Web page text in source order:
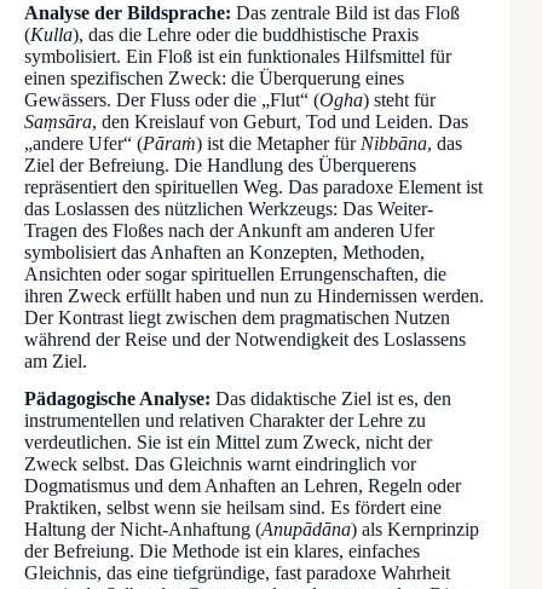
Analyse der Bildsprache: Das zentrale Bild ist das Floß
(Kulla), das die Lehre oder die buddhistische Praxis
symbolisiert. Ein Floß ist ein funktionales Hilfsmittel für
einen spezifischen Zweck: die Überquerung eines
Gewässers. Der Fluss oder die „Flut“ (Ogha) steht für
Saṃsāra, den Kreislauf von Geburt, Tod und Leiden. Das
„andere Ufer“ (Pāraṁ) ist die Metapher für Nibbāna, das
Ziel der Befreiung. Die Handlung des Überquerens
repräsentiert den spirituellen Weg. Das paradoxe Element ist
das Loslassen des nützlichen Werkzeugs: Das Weiter-
Tragen des Floßes nach der Ankunft am anderen Ufer
symbolisiert das Anhaften an Konzepten, Methoden,
Ansichten oder sogar spirituellen Errungenschaften, die
ihren Zweck erfüllt haben und nun zu Hindernissen werden.
Der Kontrast liegt zwischen dem pragmatischen Nutzen
während der Reise und der Notwendigkeit des Loslassens
am Ziel.
Pädagogische Analyse: Das didaktische Ziel ist es, den
instrumentellen und relativen Charakter der Lehre zu
verdeutlichen. Sie ist ein Mittel zum Zweck, nicht der
Zweck selbst. Das Gleichnis warnt eindringlich vor
Dogmatismus und dem Anhaften an Lehren, Regeln oder
Praktiken, selbst wenn sie heilsam sind. Es fördert eine
Haltung der Nicht-Anhaftung (Anupādāna) als Kernprinzip
der Befreiung. Die Methode ist ein klares, einfaches
Gleichnis, das eine tiefgründige, fast paradoxe Wahrheit